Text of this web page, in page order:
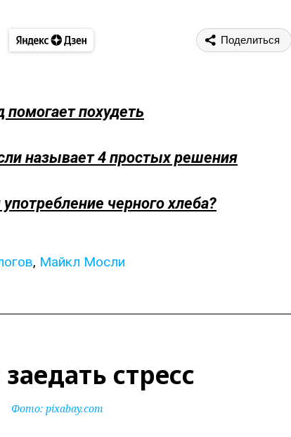
Поделиться
похудеть
называет 4 простых решения
черного хлеба?
, Майкл Мосли
стресс
Фото: pixabay.com